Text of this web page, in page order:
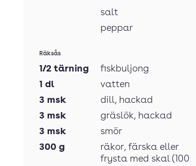
salt
peppar
Räksås
1/2 tärning
fiskbuljong
1 dl
vatten
3 msk dill, hackad
3 msk gräslök, hackad
3 msk
smör
300 g räkor, färska eller
frysta med skal (100